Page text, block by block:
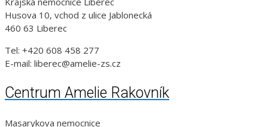
Husova 10, vchod z ulice Jablonecká
460 63 Liberec
Tel: +420 608 458 277
E-mail: liberec@amelie-zs.cz
Centrum Amelie Rakovník
Masarykova nemocnice